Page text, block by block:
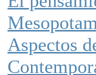
Aspectos